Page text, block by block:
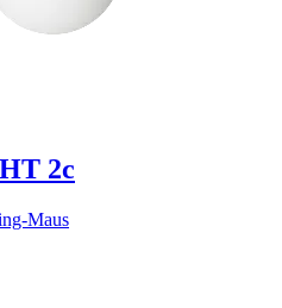
2c
Maus